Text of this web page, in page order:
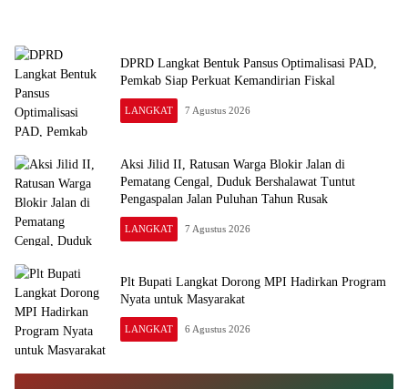
DPRD Langkat Bentuk Pansus Optimalisasi PAD,
Pemkab Siap Perkuat Kemandirian Fiskal
LANGKAT 7 Agustus 2026
Aksi Jilid II, Ratusan Warga Blokir Jalan di
Pematang Cengal, Duduk Bershalawat Tuntut
Pengaspalan Jalan Puluhan Tahun Rusak
LANGKAT 7 Agustus 2026
Plt Bupati Langkat Dorong MPI Hadirkan Program
Nyata untuk Masyarakat
LANGKAT 6 Agustus 2026